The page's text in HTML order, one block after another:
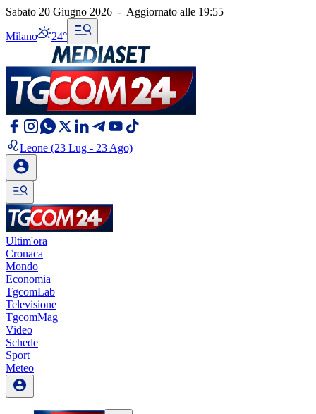
Sabato 20 Giugno 2026 - Aggiornato alle 19:55
Milano 24°
Leone (23 Lug - 23 Ago)
Ultim'ora
Cronaca
Mondo
Economia
TgcomLab
Televisione
TgcomMag
Video
Schede
Sport
Meteo